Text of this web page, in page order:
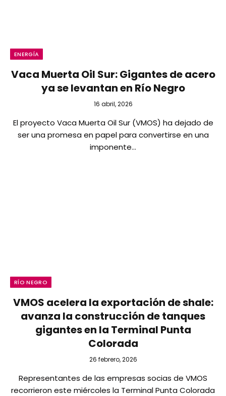
ENERGÍA
Vaca Muerta Oil Sur: Gigantes de acero
ya se levantan en Río Negro
16 abril, 2026
El proyecto Vaca Muerta Oil Sur (VMOS) ha dejado de
ser una promesa en papel para convertirse en una
imponente…
RÍO NEGRO
VMOS acelera la exportación de shale:
avanza la construcción de tanques
gigantes en la Terminal Punta
Colorada
26 febrero, 2026
Representantes de las empresas socias de VMOS
recorrieron este miércoles la Terminal Punta Colorada